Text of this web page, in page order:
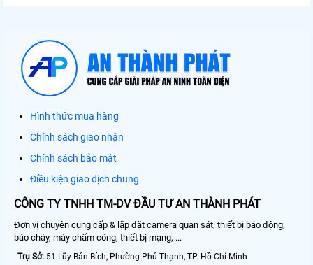
Hình thức mua hàng
Chính sách giao nhận
Chính sách bảo mật
Điều kiện giao dịch chung
CÔNG TY TNHH TM-DV ĐẦU TƯ AN THÀNH PHÁT
Đơn vị chuyên cung cấp & lắp đặt camera quan sát, thiết bị báo động,
báo cháy, máy chấm công, thiết bị mạng, ...
Trụ Sở: 51 Lũy Bán Bích, Phường Phú Thạnh, TP. Hồ Chí Minh